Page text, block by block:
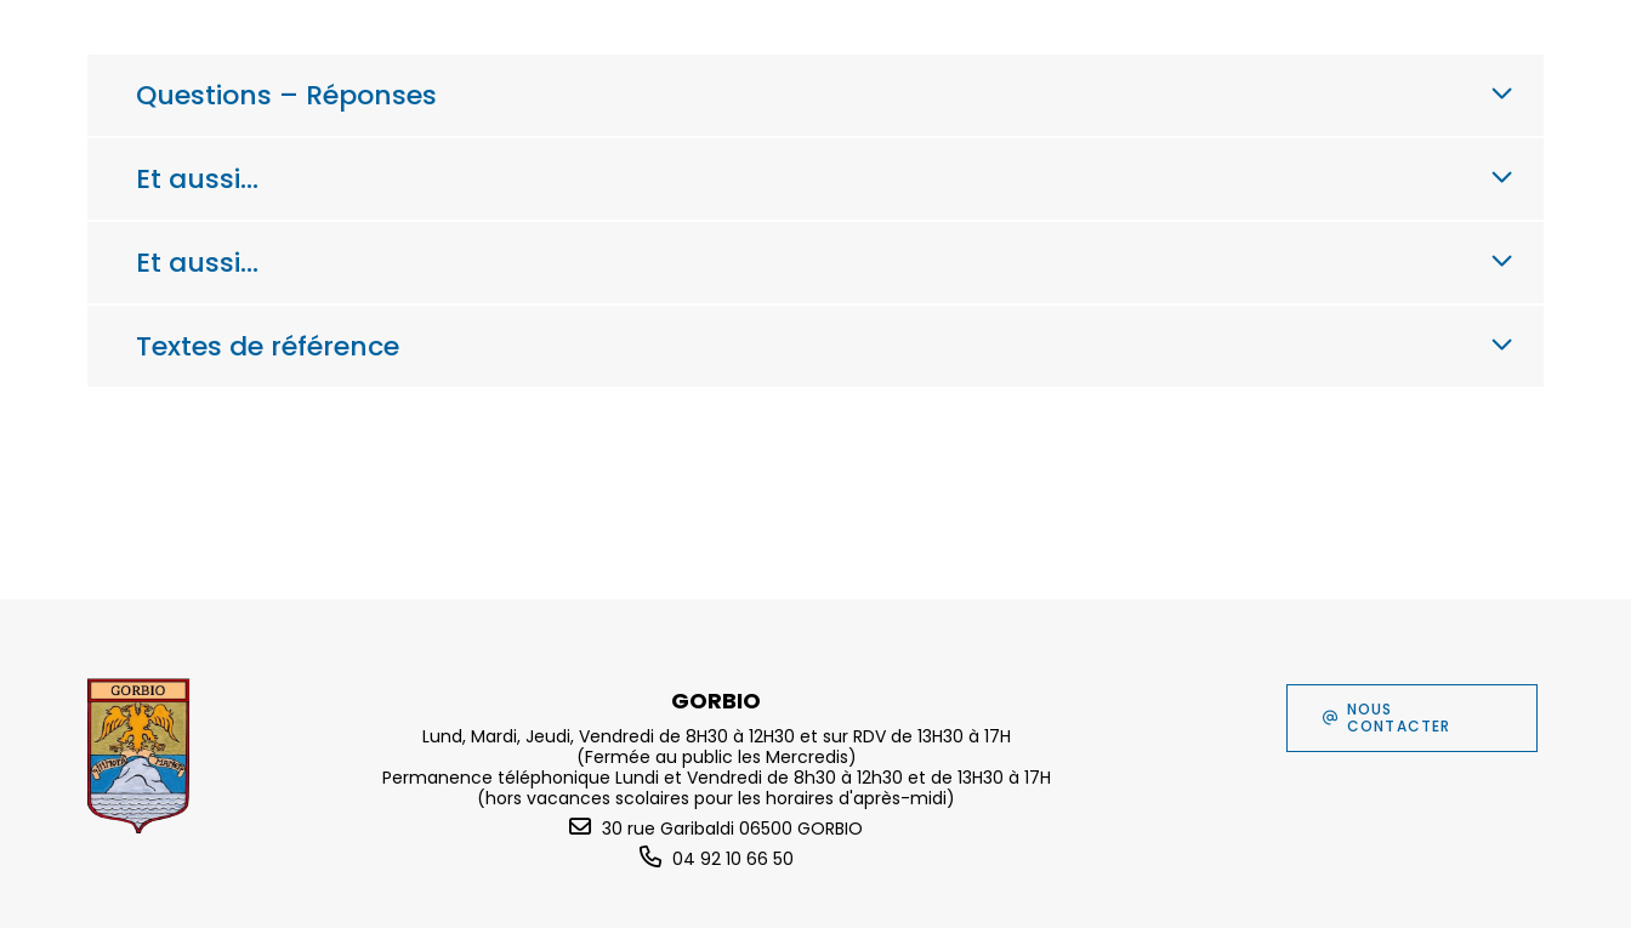
Questions – Réponses
Et aussi…
Et aussi…
Textes de référence
GORBIO
Lund, Mardi, Jeudi, Vendredi de 8H30 à 12H30 et sur RDV de 13H30 à 17H
(Fermée au public les Mercredis)
Permanence téléphonique Lundi et Vendredi de 8h30 à 12h30 et de 13H30 à 17H
(hors vacances scolaires pour les horaires d'après-midi)
30 rue Garibaldi 06500 GORBIO
04 92 10 66 50
NOUS
CONTACTER